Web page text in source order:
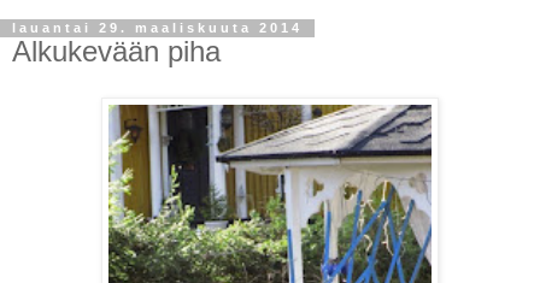
lauantai 29. maaliskuuta 2014
Alkukevään piha